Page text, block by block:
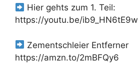
Hier gehts zum 1. Teil:
https://youtu.be/ib9_HN6tE9w
Zementschleier Entferner
https://amzn.to/2mBFQy6